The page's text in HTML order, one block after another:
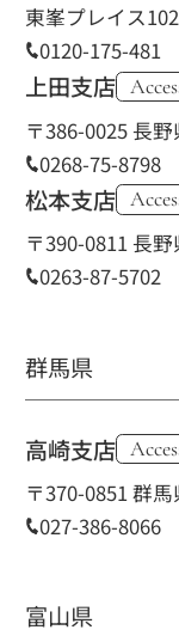
東峯プレイス
0120-175-481
上田支店
〒386-0025 長
0268-75-8798
松本支店
〒390-0811 長
0263-87-5702
群馬県
高崎支店
〒370-0851 群
027-386-8066
富山県